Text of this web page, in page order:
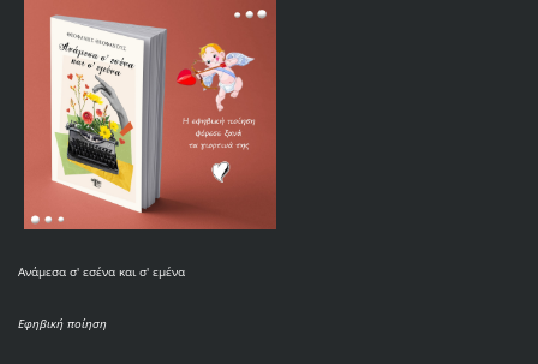
Ανάμεσα σ' εσένα και σ' εμένα
Εφηβική ποίηση